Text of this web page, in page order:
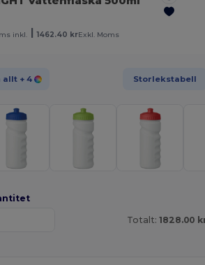
inkl. 1462.40 krExkl. Moms
allt + 4 Storlekstabell
Totalt: 1828.00